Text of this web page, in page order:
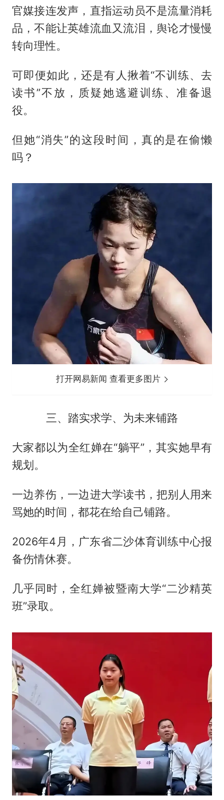
官媒接连发声，直指运动员不是流量消耗
品，不能让英雄流血又流泪，舆论才慢慢
转向理性。
可即便如此，还是有人揪着“不训练、去
读书”不放，质疑她逃避训练、准备退
役。
但她“消失”的这段时间，真的是在偷懒
吗？
打开网易新闻 查看更多图片
三、踏实求学、为未来铺路
大家都以为全红婵在“躺平”，其实她早有
规划。
一边养伤，一边进大学读书，把别人用来
骂她的时间，都花在给自己铺路。
2026年4月，广东省二沙体育训练中心报
备伤情休赛。
几乎同时，全红婵被暨南大学“二沙精英
班”录取。